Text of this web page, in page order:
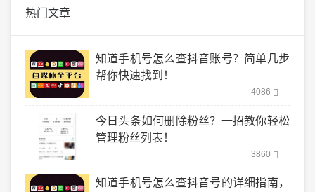
热门文章
知道手机号怎么查抖音账号？简单几步
帮你快速找到！
4086
今日头条如何删除粉丝？一招教你轻松
管理粉丝列表！
3860
知道手机号怎么查抖音号的详细指南，